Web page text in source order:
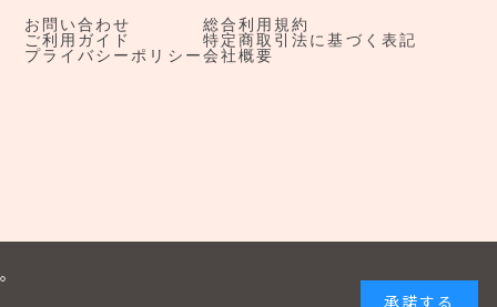
お問い合わせ
ご利用ガイド
プライバシーポリシー
総合利用規約
特定商取引法に基づく表記
会社概要
承諾する